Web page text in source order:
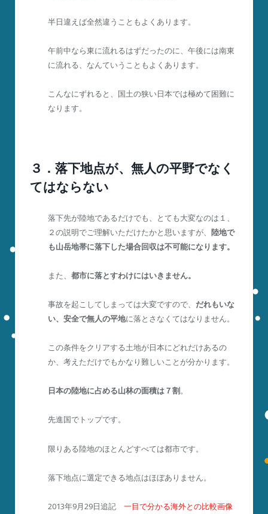
半日違えば全然違うこともよくあります。
午前中なら東に流れるはずだったのに、午後には南東
に流れる、なんていうこともよくあります。
こんなにずれると、国土の狭い日本では極めて困難に
なります。
３．落下地点が、無人の平野でなく
てはならない
落下先が陸地であるだけでも、とても大変なのは１、
２の説明でご理解いただけたかと思いますが、 陸地で
も山岳地帯に落下した場合回収は不可能になります。
また、 都市に落とすわけにはいきません。
事故を起こしてしまっては大変ですので、 だれもいな
い、安全で無人の平地に落とさなくてはなりません。
この条件をクリアする土地が日本にどれだけあるの
か、考えただけでもかなり難しいことが分かります。
日本の陸地に占める山林の面積は７割。
先進国でトップです。
限りある陸地のほとんどすべては都市です。
落下地点に選定できる地点はほぼありません。
2013年9月29日追記 一目で分かる海外との比較画像